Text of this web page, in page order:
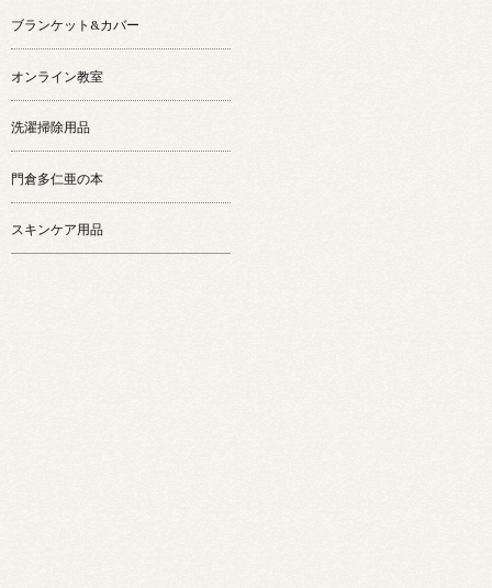
ブランケット&カバー
オンライン教室
洗濯掃除用品
門倉多仁亜の本
スキンケア用品